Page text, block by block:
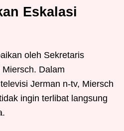
Eskalasi
oleh Sekretaris
Dalam
Jerman n-tv, Miersch
ingin terlibat langsung